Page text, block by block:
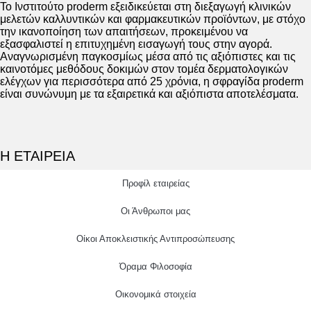
Το Ινστιτούτο proderm εξειδικεύεται στη διεξαγωγή κλινικών
μελετών καλλυντικών και φαρμακευτικών προϊόντων, με στόχο
την ικανοποίηση των απαιτήσεων, προκειμένου να
εξασφαλιστεί η επιτυχημένη εισαγωγή τους στην αγορά.
Αναγνωρισμένη παγκοσμίως μέσα από τις αξιόπιστες και τις
καινοτόμες μεθόδους δοκιμών στον τομέα δερματολογικών
ελέγχων για περισσότερα από 25 χρόνια, η σφραγίδα proderm
είναι συνώνυμη με τα εξαιρετικά και αξιόπιστα αποτελέσματα.
Η ΕΤΑΙΡΕΙΑ
Προφίλ εταιρείας
Οι Άνθρωποι μας
Οίκοι Αποκλειστικής Αντιπροσώπευσης
Όραμα Φιλοσοφία
Οικονομικά στοιχεία